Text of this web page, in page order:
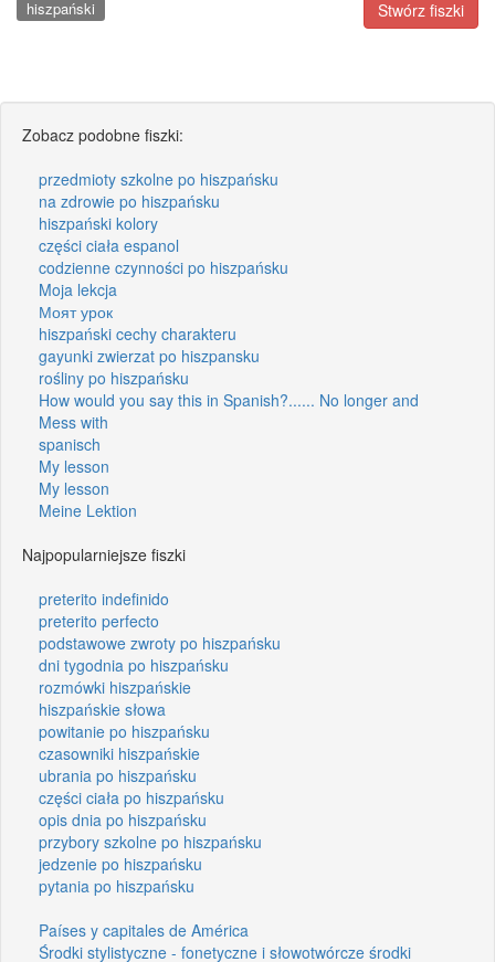
Stwórz fiszki
hiszpański
Zobacz podobne fiszki:
przedmioty szkolne po hiszpańsku
na zdrowie po hiszpańsku
hiszpański kolory
części ciała espanol
codzienne czynności po hiszpańsku
Moja lekcja
Моят урок
hiszpański cechy charakteru
gayunki zwierzat po hiszpansku
rośliny po hiszpańsku
How would you say this in Spanish?...... No longer and
Mess with
spanisch
My lesson
My lesson
Meine Lektion
Najpopularniejsze fiszki
preterito indefinido
preterito perfecto
podstawowe zwroty po hiszpańsku
dni tygodnia po hiszpańsku
rozmówki hiszpańskie
hiszpańskie słowa
powitanie po hiszpańsku
czasowniki hiszpańskie
ubrania po hiszpańsku
części ciała po hiszpańsku
opis dnia po hiszpańsku
przybory szkolne po hiszpańsku
jedzenie po hiszpańsku
pytania po hiszpańsku
Países y capitales de América
Środki stylistyczne - fonetyczne i słowotwórcze środki